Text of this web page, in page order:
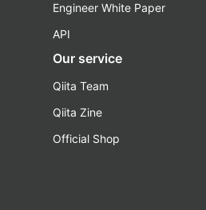
Engineer White Paper
API
Our service
Qiita Team
Qiita Zine
Official Shop